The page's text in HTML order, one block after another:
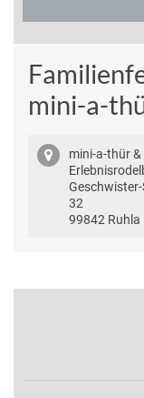
mini-a-
mini-a-thür &
32
99842 Ruhla